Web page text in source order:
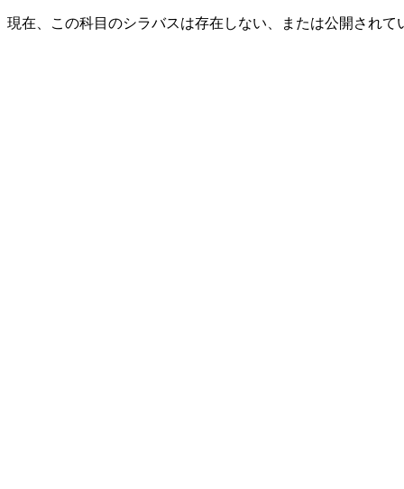
現在、この科目のシラバスは存在しない、または公開されて